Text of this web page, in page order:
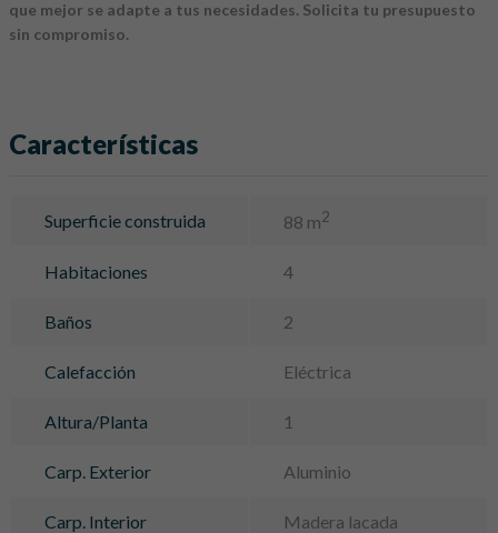
que mejor se adapte a tus necesidades. Solicita tu presupuesto
sin compromiso.
Características
Superficie construida 88 m2
Habitaciones 4
Baños 2
Calefacción Eléctrica
Altura/Planta 1
Carp. Exterior Aluminio
Carp. Interior Madera lacada